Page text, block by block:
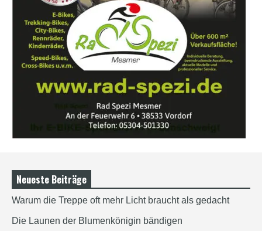
Neueste Beiträge
Warum die Treppe oft mehr Licht braucht als gedacht
Die Launen der Blumenkönigin bändigen